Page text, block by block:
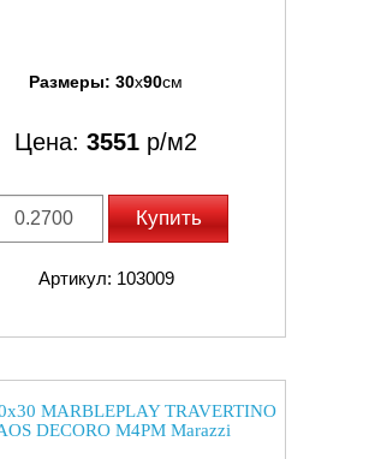
Размеры: 30x90см
Цена: 3551 р/м2
Купить
Артикул: 103009
MARBLEPLAY TRAVERTINO
DECORO M4PM Marazzi